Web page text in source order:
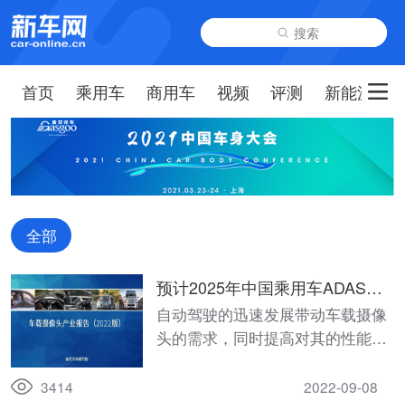
搜索
首页 乘用车 商用车 视频 评测 新能源
全部
预计2025年中国乘用车ADAS摄
像头市场规模可达250亿元
自动驾驶的迅速发展带动车载摄像
头的需求，同时提高对其的性能要
头市场规模超70亿元，预计2025年
3414 2022-09-08